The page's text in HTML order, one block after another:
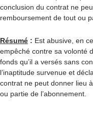
conclusion du contrat ne
remboursement de tout ou
Résumé : Est abusive, en
empêché contre sa volonté
fonds qu’il a versés sans
l’inaptitude survenue et
contrat ne peut donner lieu
ou partie de l’abonnement.